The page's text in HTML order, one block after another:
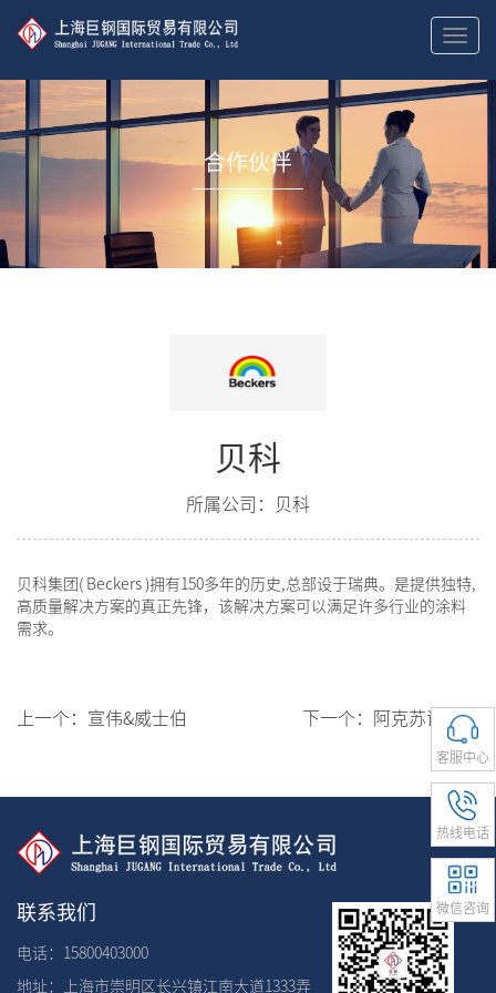
切
导
合作伙伴
贝科
所属公司：贝科
贝科集团( Beckers )拥有150多年的历史,总部设于瑞典。是提供独特,
高质量解决方案的真正先锋，该解决方案可以满足许多行业的涂料
需求。
上一个： 宣伟&威士伯 下一个： 阿克苏诺贝尔
联系我们
电话：15800403000
地址：上海市崇明区长兴镇江南大道1333弄
客服中心
热线电话
微信咨询